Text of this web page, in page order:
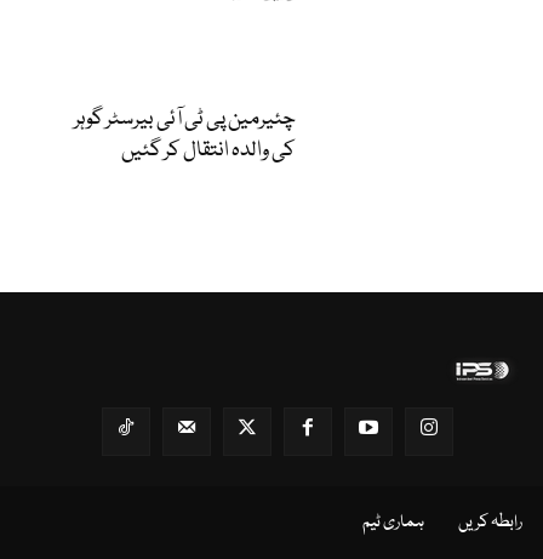
چئیرمین پی ٹی آئی بیرسٹر گوہر
کی والدہ انتقال کر گئیں
رابطہ کریں ہماری ٹیم